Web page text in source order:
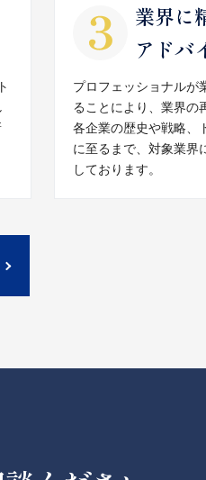
業界に
アドバ
プロフェッショナルが
ることにより、業界の
各企業の歴史や戦略、
に至るまで、対象業界
しております。